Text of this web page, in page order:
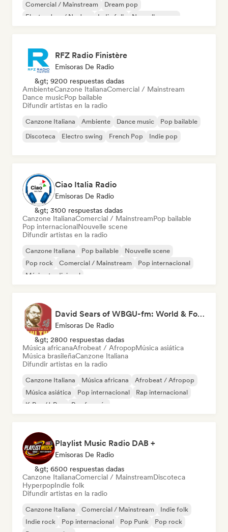
Comercial / Mainstream
Dream pop
Electro Jazz / Nu Jazz
Indie folk
Nouvelle scene
RFZ Radio Finistère
Emisoras De Radio
&gt; 9200 respuestas dadas
AmbienteCanzone ItalianaComercial / Mainstream
Dance musicPop bailable
Difundir artistas en la radio
Canzone Italiana Ambiente Dance music
Pop bailable
Discoteca
Electro swing French Pop Indie pop
Ciao Italia Radio
Emisoras De Radio
&gt; 3100 respuestas dadas
Canzone ItalianaComercial / MainstreamPop bailable
Pop internacionalNouvelle scene
Difundir artistas en la radio
Canzone Italiana Pop bailable
Nouvelle scene
Pop rock
Comercial / Mainstream
Pop internacional
Música tradicional
David Sears of WBGU-fm: World & Folk Music DJ
Emisoras De Radio
&gt; 2800 respuestas dadas
Música africanaAfrobeat / AfropopMúsica asiática
Música brasileñaCanzone Italiana
Difundir artistas en la radio
Canzone Italiana Música africana
Afrobeat / Afropop
Música asiática
Pop internacional
Rap internacional
K-Pop/J-Pop
Rap francés
Playlist Music Radio DAB +
Emisoras De Radio
&gt; 6500 respuestas dadas
Canzone ItalianaComercial / MainstreamDiscoteca
HyperpopIndie folk
Difundir artistas en la radio
Canzone Italiana Comercial / Mainstream
Indie folk
Indie rock
Pop internacional Pop Punk
Pop rock